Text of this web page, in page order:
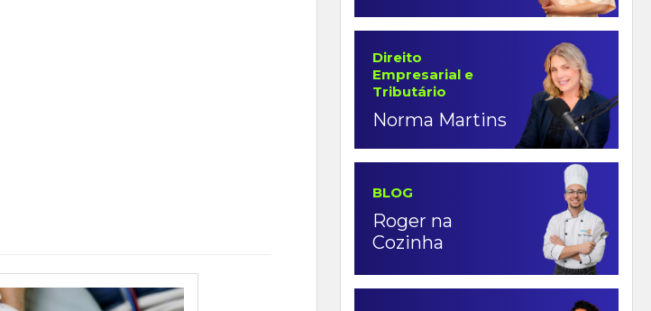
Direito
Empresarial e
Tributário
Norma Martins
BLOG
Roger na
Cozinha